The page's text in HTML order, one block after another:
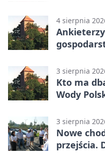
4 sierpnia
3 sierpnia
Kto ma
Wody
3 sierpnia
Nowe
przejścia.